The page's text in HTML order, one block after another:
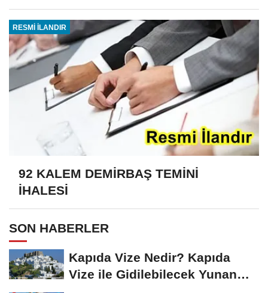
RESMİ İLANDIR
92 KALEM DEMİRBAŞ TEMİNİ
İHALESİ
SON HABERLER
Kapıda Vize Nedir? Kapıda
Vize ile Gidilebilecek Yunan